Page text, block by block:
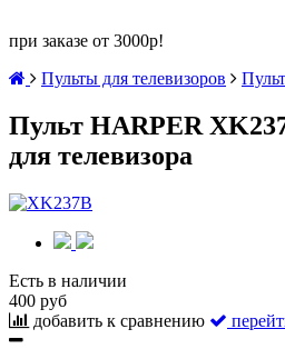
при заказе от 3000р!
Пульты для телевизоров
Пульт HARPER
для телевизора
Есть в наличии
400 руб
добавить к сравнению